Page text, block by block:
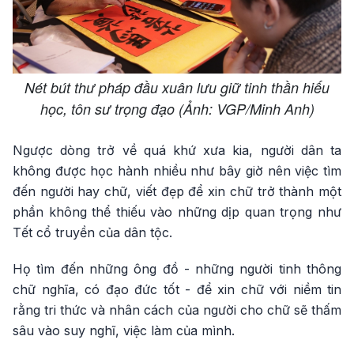
Nét bút thư pháp đầu xuân lưu giữ tinh thần hiếu
học, tôn sư trọng đạo (Ảnh: VGP/Minh Anh)
Ngược dòng trở về quá khứ xưa kia, người dân ta
không được học hành nhiều như bây giờ nên việc tìm
đến người hay chữ, viết đẹp để xin chữ trở thành một
phần không thể thiếu vào những dịp quan trọng như
Tết cổ truyền của dân tộc.
Họ tìm đến những ông đồ - những người tinh thông
chữ nghĩa, có đạo đức tốt - để xin chữ với niềm tin
rằng tri thức và nhân cách của người cho chữ sẽ thấm
sâu vào suy nghĩ, việc làm của mình.